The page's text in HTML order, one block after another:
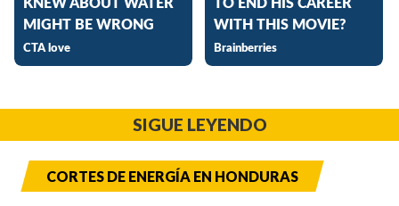
SIGUE LEYENDO
CORTES DE ENERGÍA EN HONDURAS